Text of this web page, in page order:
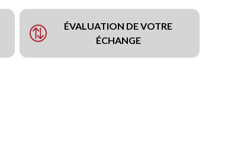
ÉVALUATION DE VOTRE
ÉCHANGE